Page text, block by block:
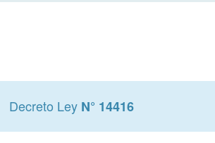
Decreto Ley N° 14416